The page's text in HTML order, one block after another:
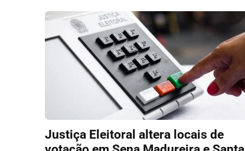
Justiça Eleitoral altera locais de